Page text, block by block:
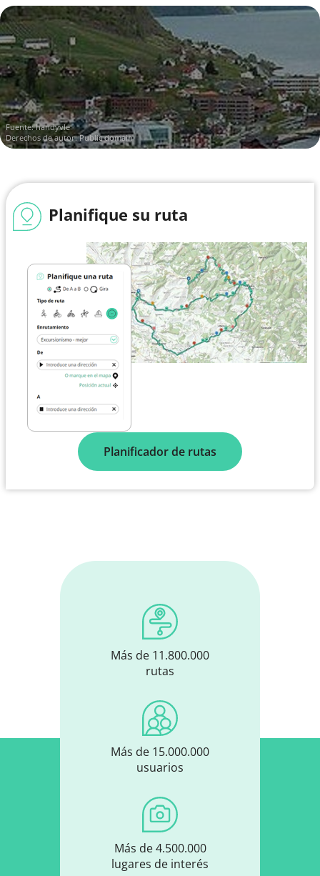
Fuente:handyvle
Derechos de autor: Public domain
Planifique su ruta
Planificador de rutas
Más de 11.800.000
rutas
Más de 15.000.000
usuarios
Más de 4.500.000
lugares de interés